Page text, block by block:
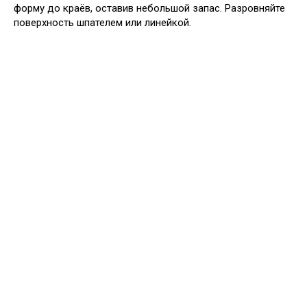
форму до краёв, оставив небольшой запас. Разровняйте
поверхность шпателем или линейкой.